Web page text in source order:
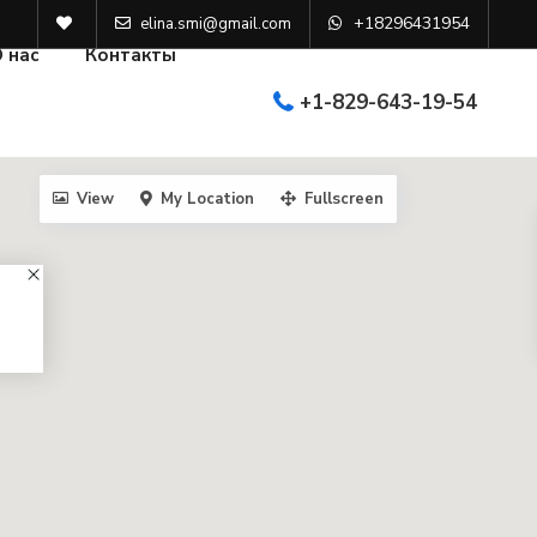
elina.smi@gmail.com +18296431954
+1-829-643-19-54
нас Контакты
View My Location Fullscreen